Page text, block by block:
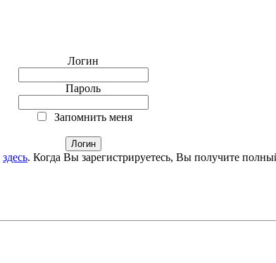
Логин
Пароль
Запомнить меня
здесь. Когда Вы зарегистрируетесь, Вы получите